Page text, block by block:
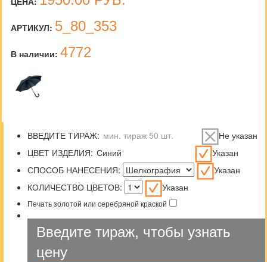
АРТИКУЛ: 5_80_353
В наличии: 4772
ВВЕДИТЕ ТИРАЖ:
Не указан
ЦВЕТ ИЗДЕЛИЯ:
Указан
СПОСОБ НАНЕСЕНИЯ:
Указан
КОЛИЧЕСТВО ЦВЕТОВ:
Указан
Печать золотой или серебряной краской
Введите тираж, чтобы узнать
цену